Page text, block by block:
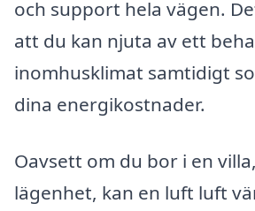
och support hela vägen.
att du kan njuta av ett
inomhusklimat samtidigt
dina energikostnader.
Oavsett om du bor i en
lägenhet, kan en luft luft